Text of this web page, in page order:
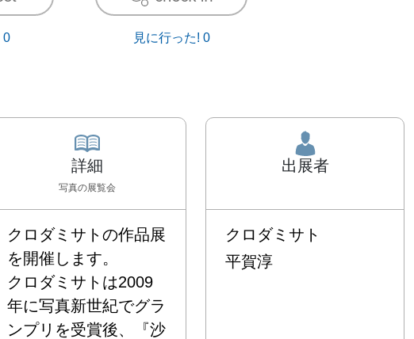
0 見に行った! 0
詳細
写真の展覧会
クロダミサトの作品展
を開催します。
クロダミサトは2009
年に写真新世紀でグラ
ンプリを受賞後、『沙
出展者
クロダミサト
平賀淳